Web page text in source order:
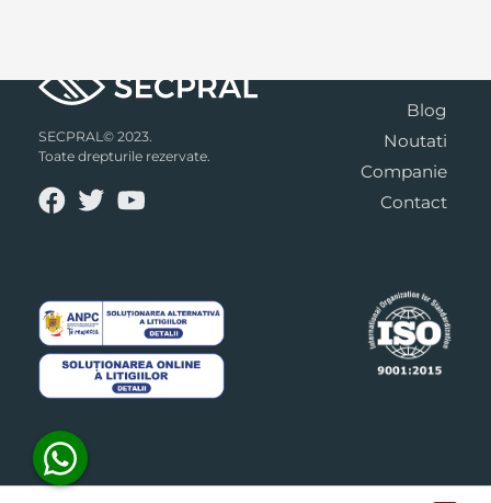
SECPRAL© 2023.
Toate drepturile rezervate.
Blog
Noutati
Companie
Contact